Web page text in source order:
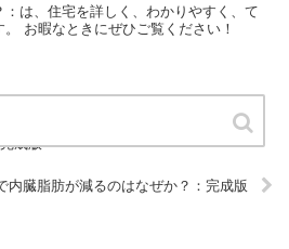
は、住宅を詳しく、わかりやすく、て
お暇なときにぜひご覧ください！
成版
内臓脂肪が減るのはなぜか？：完成版